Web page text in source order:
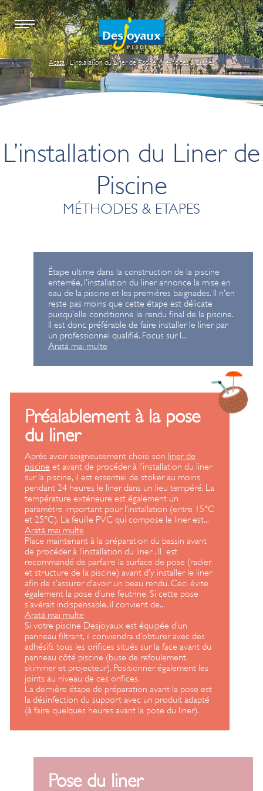
Acasă/ L’installation du Liner de Piscine : Méthodes & Etapes
L’installation du Liner de
Piscine
MÉTHODES & ETAPES
Étape ultime dans la construction de la piscine
enterrée, l’installation du liner annonce la mise en
eau de la piscine et les premières baignades. Il n’en
reste pas moins que cette étape est délicate
puisqu’elle conditionne le rendu final de la piscine.
Il est donc préférable de faire installer le liner par
un professionnel qualifié. Focus sur l ...
Arată mai multe
Préalablement à la pose
du liner
Après avoir soigneusement choisi son liner de
piscine et avant de procéder à l’installation du liner
sur la piscine, il est essentiel de stoker au moins
pendant 24 heures le liner dans un lieu tempéré. La
température extérieure est également un
paramètre important pour l’installation (entre 15°C
et 25°C). La feuille PVC qui compose le liner est...
Arată mai multe
Place maintenant à la préparation du bassin avant
de procéder à l’installation du liner . Il est
recommandé de parfaire la surface de pose (radier
et structure de la piscine) avant d’y installer le liner
afin de s’assurer d’avoir un beau rendu. Ceci évite
également la pose d’une feutrine. Si cette pose
s’avérait indispensable, il convient de...
Arată mai multe
Si votre piscine Desjoyaux est équipée d’un
panneau filtrant, il conviendra d’obturer avec des
adhésifs tous les orifices situés sur la face avant du
panneau côté piscine (buse de refoulement,
skimmer et projecteur). Positionner également les
joints au niveau de ces orifices.
La dernière étape de préparation avant la pose est
la désinfection du support avec un produit adapté
(à faire quelques heures avant la pose du liner).
Pose du liner